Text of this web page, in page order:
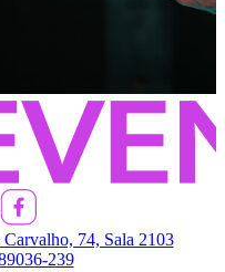
74, Sala 2103
239